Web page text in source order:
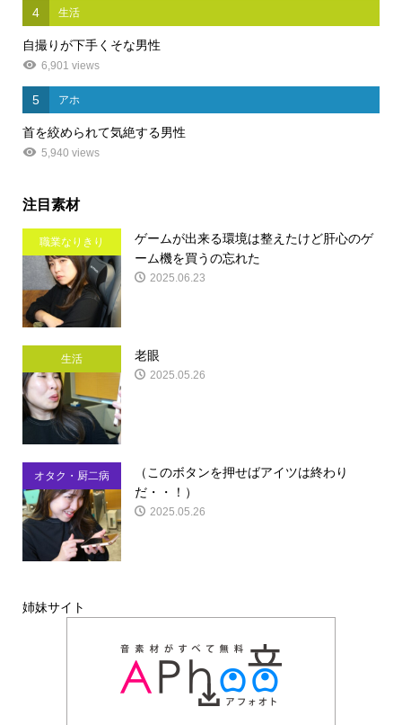
4 生活
自撮りが下手くそな男性
6,901 views
5 アホ
首を絞められて気絶する男性
5,940 views
注目素材
職業なりきり
ゲームが出来る環境は整えたけど肝心のゲ
ーム機を買うの忘れた
2025.06.23
生活 老眼
2025.05.26
オタク・厨二病
（このボタンを押せばアイツは終わり
だ・・！）
2025.05.26
姉妹サイト